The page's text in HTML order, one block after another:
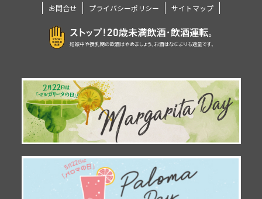
お問合せ プライバシーポリシー サイトマップ